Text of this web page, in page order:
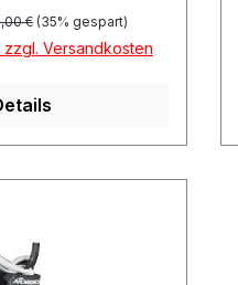
Preis:
€ (35% gespart)
zzgl. Versandkosten